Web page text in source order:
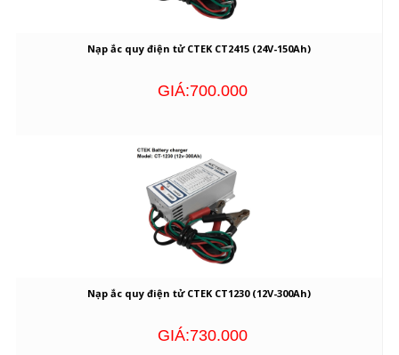
Nạp ắc quy điện tử CTEK CT2415 (24V-150Ah)
GIÁ:700.000
Nạp ắc quy điện tử CTEK CT1230 (12V-300Ah)
GIÁ:730.000